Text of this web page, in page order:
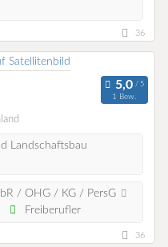
36
1 Bew.
Landschaftsbau
/ OHG / KG / PersG
Freiberufler
36